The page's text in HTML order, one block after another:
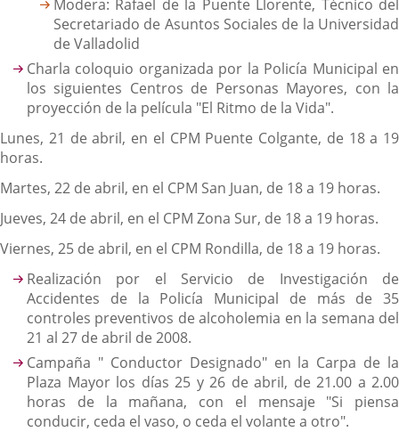
Modera: Rafael de la Puente Llorente, Técnico del
Secretariado de Asuntos Sociales de la Universidad
de Valladolid
Charla coloquio organizada por la Policía Municipal en
los siguientes Centros de Personas Mayores, con la
proyección de la película "El Ritmo de la Vida".
Lunes, 21 de abril, en el CPM Puente Colgante, de 18 a 19
horas.
Martes, 22 de abril, en el CPM San Juan, de 18 a 19 horas.
Jueves, 24 de abril, en el CPM Zona Sur, de 18 a 19 horas.
Viernes, 25 de abril, en el CPM Rondilla, de 18 a 19 horas.
Realización por el Servicio de Investigación de
Accidentes de la Policía Municipal de más de 35
controles preventivos de alcoholemia en la semana del
21 al 27 de abril de 2008.
Campaña " Conductor Designado" en la Carpa de la
Plaza Mayor los días 25 y 26 de abril, de 21.00 a 2.00
horas de la mañana, con el mensaje "Si piensa
conducir, ceda el vaso, o ceda el volante a otro".